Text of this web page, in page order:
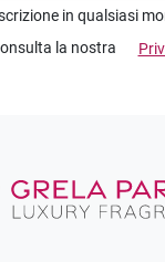
in qualsiasi
la nostra